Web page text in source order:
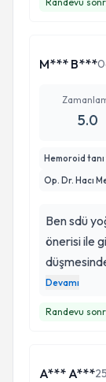
M*** B***
5.0
Hemoroid
Op. Dr. Hacı
Ben sdü
önerisi ile
gerçekten
Devamı
Randevu
A*** A***